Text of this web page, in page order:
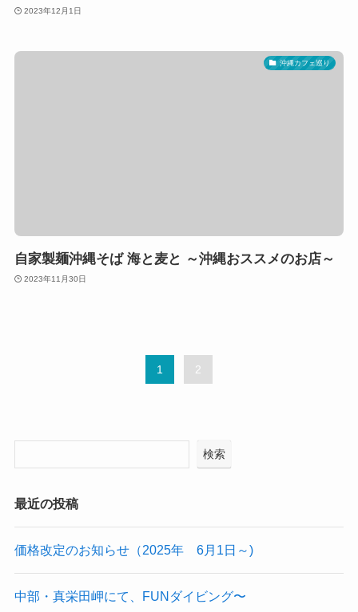
2023年12月1日
沖縄カフェ巡り
自家製麺沖縄そば 海と麦と ～沖縄おススメのお店～
2023年11月30日
1 2
検索
最近の投稿
価格改定のお知らせ（2025年 6月1日～)
中部・真栄田岬にて、FUNダイビング〜